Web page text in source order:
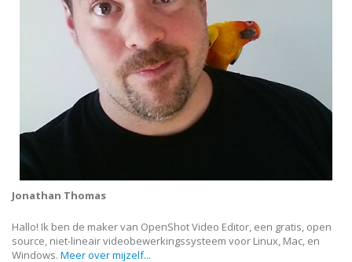
Jonathan Thomas
Hallo! Ik ben de maker van OpenShot Video Editor, een gratis, open
source, niet-lineair videobewerkingssysteem voor Linux, Mac, en
Windows. Meer over mijzelf...